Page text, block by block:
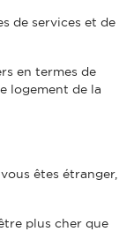
de services et de
en termes de
logement de la
êtes étranger,
plus cher que